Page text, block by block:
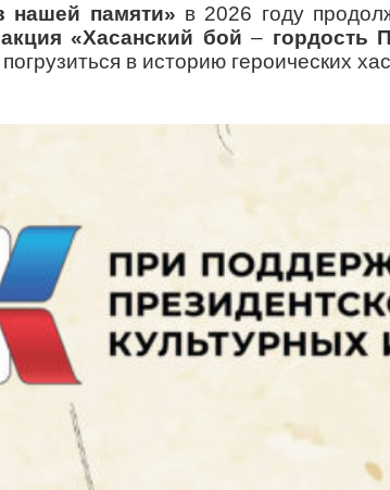
нашей памяти» в 2026 году
акция «Хасанский бой– гордость
погрузиться в историю героических